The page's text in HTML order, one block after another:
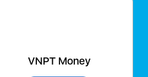
VNPT Money